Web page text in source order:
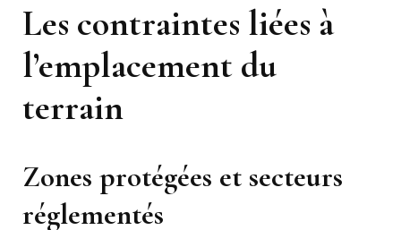
Les contraintes liées à
l’emplacement du
terrain
Zones protégées et secteurs
réglementés